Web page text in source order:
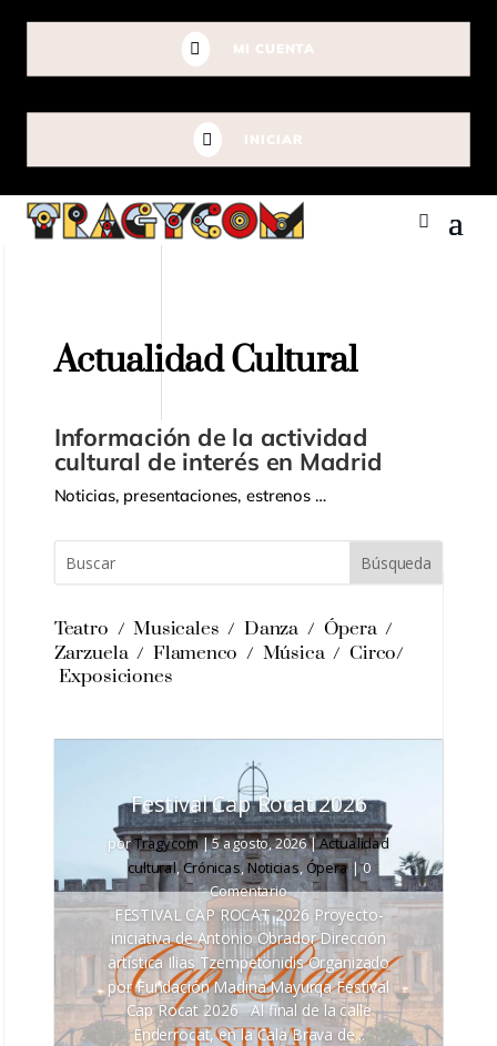
 MI CUENTA
 INICIAR
Actualidad Cultural
Información de la actividad
cultural de interés en Madrid
Noticias, presentaciones, estrenos …
Teatro /Musicales / Danza / Ópera /
Zarzuela / Flamenco / Música / Circo/
Exposiciones
Festival Cap Rocat 2026
porTragycom|5 agosto, 2026|Actualidad
cultural,Crónicas,Noticias,Ópera| 0
Comentario
FESTIVAL CAP ROCAT 2026 Proyecto-
iniciativa de Antonio Obrador Dirección
artística Ilias Tzempetonidis Organizado
por Fundación Madina Mayurqa Festival
Cap Rocat 2026 Al final de la calle
Enderrocat, en la Cala Brava de...